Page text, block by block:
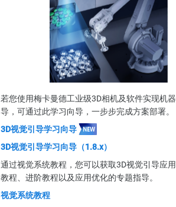
若您使用梅卡曼德工业级3D相机及软件实现机器
导，可通过此学习向导，一步步完成方案部署。
3D视觉引导学习向导
3D视觉引导学习向导（1.8.x）
通过视觉系统教程，您可以获取3D视觉引导应
教程、进阶教程以及应用优化的专题指导。
视觉系统教程